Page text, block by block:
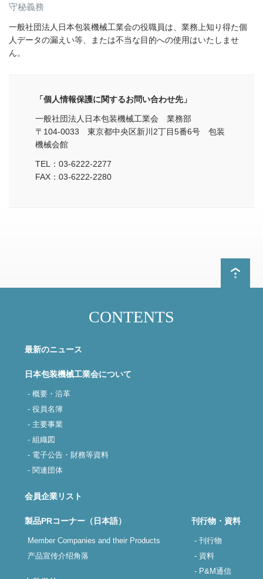
守秘義務
一般社団法人日本包装機械工業会の役職員は、業務上知り得た個
人データの漏えい等、または不当な目的への使用はいたしませ
ん。
「個人情報保護に関するお問い合わせ先」
一般社団法人日本包装機械工業会 業務部
〒104-0033 東京都中央区新川2丁目5番6号 包装
機械会館
TEL：03-6222-2277
FAX：03-6222-2280
CONTENTS
最新のニュース
日本包装機械工業会について
- 概要・沿革
- 役員名簿
- 主要事業
- 組織図
- 電子公告・財務等資料
- 関連団体
会員企業リスト
製品PRコーナー（日本語）
Member Companies and their Products
产品宣传介绍角落
刊行物・資料
- 刊行物
- 資料
- P&M通信